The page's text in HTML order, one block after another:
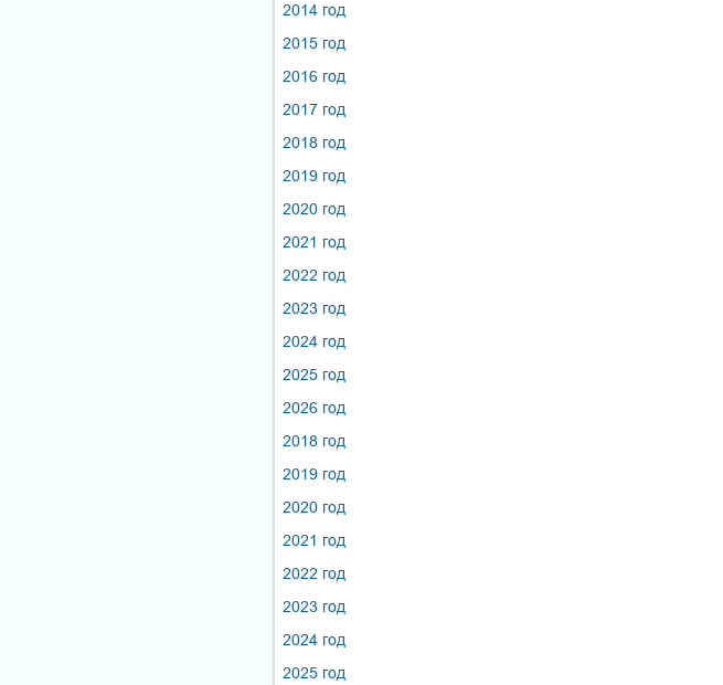
2014 год
2015 год
2016 год
2017 год
2018 год
2019 год
2020 год
2021 год
2022 год
2023 год
2024 год
2025 год
2026 год
2018 год
2019 год
2020 год
2021 год
2022 год
2023 год
2024 год
2025 год